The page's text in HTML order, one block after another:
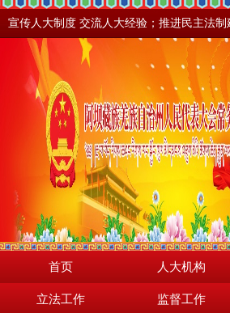
首页 人大机构
立法工作 监督工作